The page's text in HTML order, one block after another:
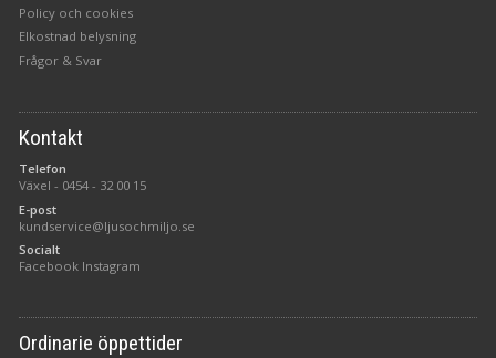
Policy och cookies
Elkostnad belysning
Frågor & Svar
Kontakt
Telefon
Växel - 0454 - 32 00 15
E-post
kundservice@ljusochmiljo.se
Socialt
Facebook Instagram
Ordinarie öppettider